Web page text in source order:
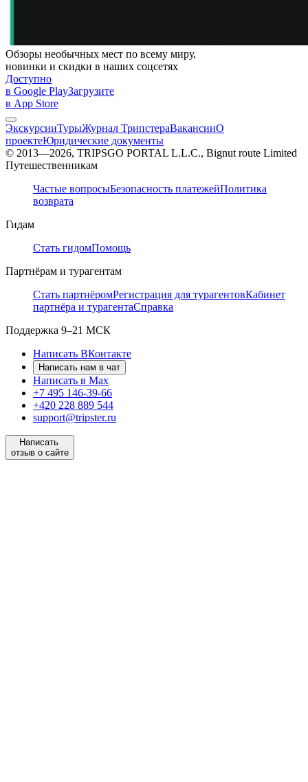
Обзоры необычных мест по всему миру,
новинки и скидки в наших соцсетях
Доступно
в Google PlayЗагрузите
в App Store
ЭкскурсииТурыЖурнал ТрипстераВакансииО
проектеЮридические документы
© 2013—2026, TRIPSGO PORTAL L.L.C., Bignut route Limited
Путешественникам
Частые вопросыБезопасность платежейПолитика
возврата
Гидам
Стать гидомПомощь
Партнёрам и турагентам
Стать партнёромРегистрация для турагентовКабинет
партнёра и турагентаСправка
Поддержка 9–21 МСК
Написать ВКонтакте
Написать нам в чат
Написать в Max
+7 495 146-39-66
+420 228 889 544
support@tripster.ru
Написать
отзыв о сайте